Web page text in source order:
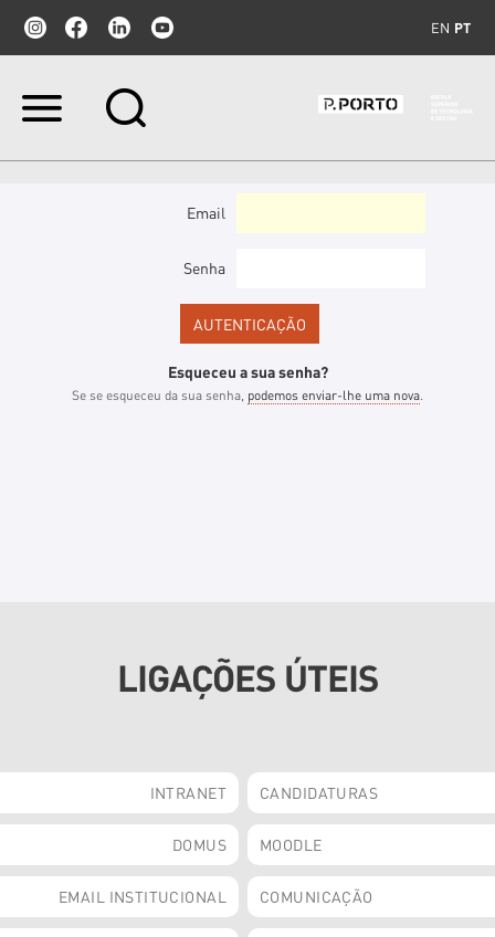
EN PT
Ir
Email
Senha
Esqueceu a sua senha?
Se se esqueceu da sua senha, podemos enviar-lhe uma nova.
LIGAÇÕES ÚTEIS
INTRANET CANDIDATURAS
DOMUS MOODLE
EMAIL INSTITUCIONAL COMUNICAÇÃO